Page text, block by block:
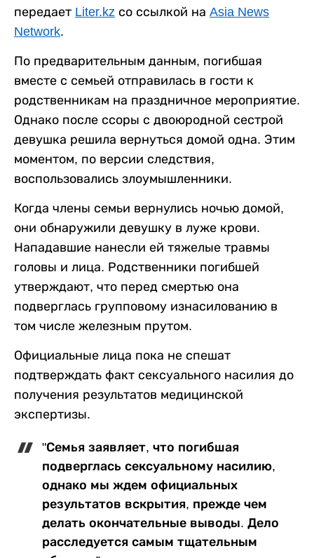
передает Liter.kz со ссылкой на Asia News
Network.
По предварительным данным, погибшая
вместе с семьей отправилась в гости к
родственникам на праздничное мероприятие.
Однако после ссоры с двоюродной сестрой
девушка решила вернуться домой одна. Этим
моментом, по версии следствия,
воспользовались злоумышленники.
Когда члены семьи вернулись ночью домой,
они обнаружили девушку в луже крови.
Нападавшие нанесли ей тяжелые травмы
головы и лица. Родственники погибшей
утверждают, что перед смертью она
подверглась групповому изнасилованию в
том числе железным прутом.
Официальные лица пока не спешат
подтверждать факт сексуального насилия до
получения результатов медицинской
экспертизы.
"Семья заявляет, что погибшая
подверглась сексуальному насилию,
однако мы ждем официальных
результатов вскрытия, прежде чем
делать окончательные выводы. Дело
расследуется самым тщательным